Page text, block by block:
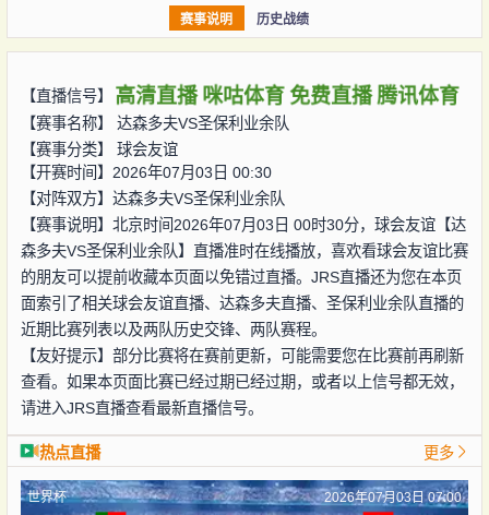
赛事说明 历史战绩
【直播信号】 高清直播 咪咕体育 免费直播 腾讯体育
【赛事名称】 达森多夫VS圣保利业余队
【赛事分类】 球会友谊
【开赛时间】2026年07月03日 00:30
【对阵双方】 达森多夫VS圣保利业余队
【赛事说明】北京时间2026年07月03日 00时30分，球会友谊【达
森多夫VS圣保利业余队】直播准时在线播放，喜欢看球会友谊比赛
的朋友可以提前收藏本页面以免错过直播。JRS直播还为您在本页
面索引了相关球会友谊直播、达森多夫直播、圣保利业余队直播的
近期比赛列表以及两队历史交锋、两队赛程。
【友好提示】部分比赛将在赛前更新，可能需要您在比赛前再刷新
查看。如果本页面比赛已经过期已经过期，或者以上信号都无效，
请进入JRS直播查看最新直播信号。
热点直播 更多
世界杯 2026年07月03日 07:00